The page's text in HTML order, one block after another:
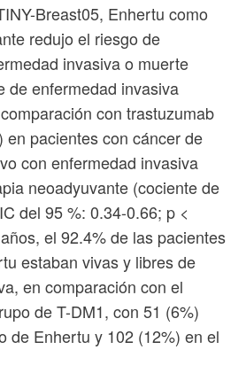
Breast05, Enhertu como
redujo el riesgo de
invasiva o muerte
de enfermedad invasiva
con trastuzumab
en pacientes con cáncer de
con enfermedad invasiva
neoadyuvante (cociente de
del 95 %: 0.34-0.66; p <
el 92.4% de las pacientes
estaban vivas y libres de
en comparación con el
de T-DM1, con 51 (6%)
de Enhertu y 102 (12%) en el